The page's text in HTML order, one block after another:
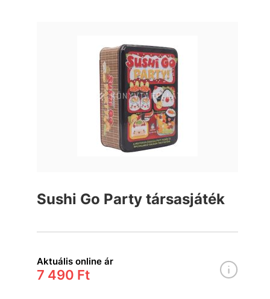
Sushi Go Party társasjáték
Aktuális online ár
7 490 Ft